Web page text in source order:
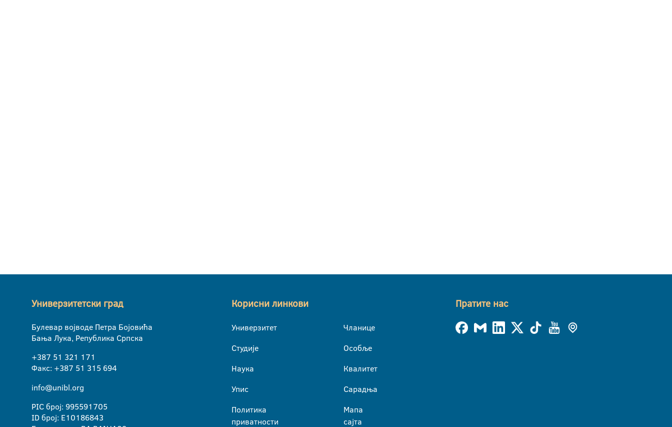
Универзитетски град
Булевар војводе Петра Бојовића
Бања Лука, Република Српска
+387 51 321 171
Факс: +387 51 315 694
info@unibl.org
PIC број: 995591705
ID број: E10186843
Корисни линкови
Универзитет
Студије
Наука
Упис
Политика
приватности
Чланице
Особље
Квалитет
Сарадња
Мапа
сајта
Пратите нас